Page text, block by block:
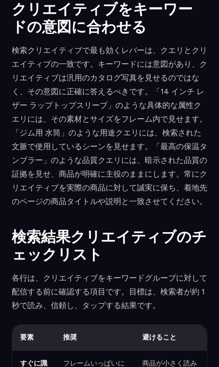
クリエイティブをキーワー
ドの意図に合わせる
検索クリエイティブで最も効くレバーは、クエリとクリ
エイティブの一致です。キーワードには意図があり、ク
リエイティブは汎用のカタログ写真を見せるのではな
く、その意図に正確に答えるべきです。「14 インチ レ
ザー ラップトップスリーブ」のような具体的な属性ク
エリには、その素材とサイズをフレーム内で見せます。
「ジム用 水筒」のような用途クエリには、検索された
文脈で使用しているシーンを見せます。「最高の保温タ
ンブラー」のような品質クエリには、暗示された品質の
証拠を見せ、商品が明確に主役のままにします。常にク
リエイティブを実際の商品に対して誠実に保ち、着地先
のページの商品タイトルや説明と一致させてください。
検索結果クリエイティブのチ
ェックリスト
各行は、クリエイティブをキーワードグループに対して
配信する前に確認する項目です。目標は、検索者が約 1
秒で読み、信頼し、タップする結果です。
要素 推奨 避けること
すぐに識 フレームいっぱいに 商品が小さく読み